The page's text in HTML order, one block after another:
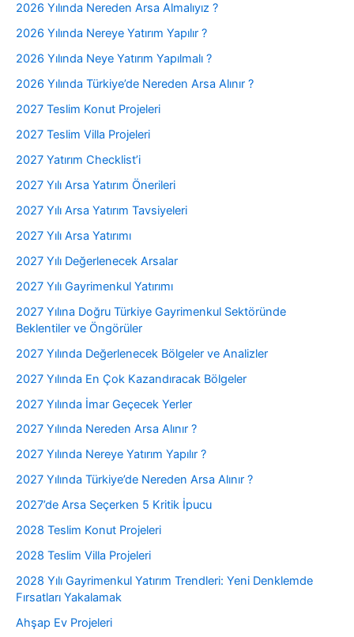
2026 Yılında Nereden Arsa Almalıyız ?
2026 Yılında Nereye Yatırım Yapılır ?
2026 Yılında Neye Yatırım Yapılmalı ?
2026 Yılında Türkiye’de Nereden Arsa Alınır ?
2027 Teslim Konut Projeleri
2027 Teslim Villa Projeleri
2027 Yatırım Checklist’i
2027 Yılı Arsa Yatırım Önerileri
2027 Yılı Arsa Yatırım Tavsiyeleri
2027 Yılı Arsa Yatırımı
2027 Yılı Değerlenecek Arsalar
2027 Yılı Gayrimenkul Yatırımı
2027 Yılına Doğru Türkiye Gayrimenkul Sektöründe
Beklentiler ve Öngörüler
2027 Yılında Değerlenecek Bölgeler ve Analizler
2027 Yılında En Çok Kazandıracak Bölgeler
2027 Yılında İmar Geçecek Yerler
2027 Yılında Nereden Arsa Alınır ?
2027 Yılında Nereye Yatırım Yapılır ?
2027 Yılında Türkiye’de Nereden Arsa Alınır ?
2027’de Arsa Seçerken 5 Kritik İpucu
2028 Teslim Konut Projeleri
2028 Teslim Villa Projeleri
2028 Yılı Gayrimenkul Yatırım Trendleri: Yeni Denklemde
Fırsatları Yakalamak
Ahşap Ev Projeleri